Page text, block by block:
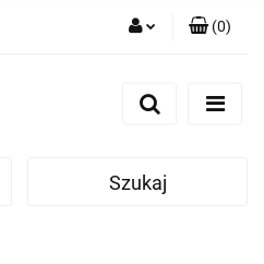
Zarejestruj się
(0)
Szukaj